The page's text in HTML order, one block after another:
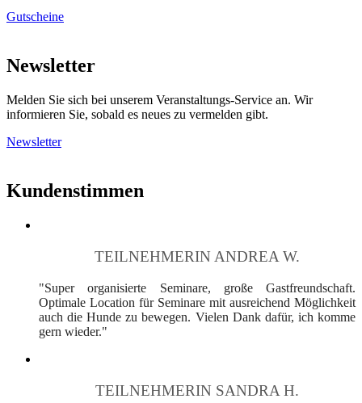
Gutscheine
Newsletter
Melden Sie sich bei unserem Veranstaltungs-Service an. Wir
informieren Sie, sobald es neues zu vermelden gibt.
Newsletter
Kundenstimmen
TEILNEHMERIN ANDREA W.
"Super organisierte Seminare, große Gastfreundschaft.
Optimale Location für Seminare mit ausreichend Möglichkeit
auch die Hunde zu bewegen. Vielen Dank dafür, ich komme
gern wieder."
TEILNEHMERIN SANDRA H.